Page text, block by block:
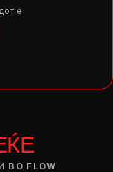
e
ВО FLOW